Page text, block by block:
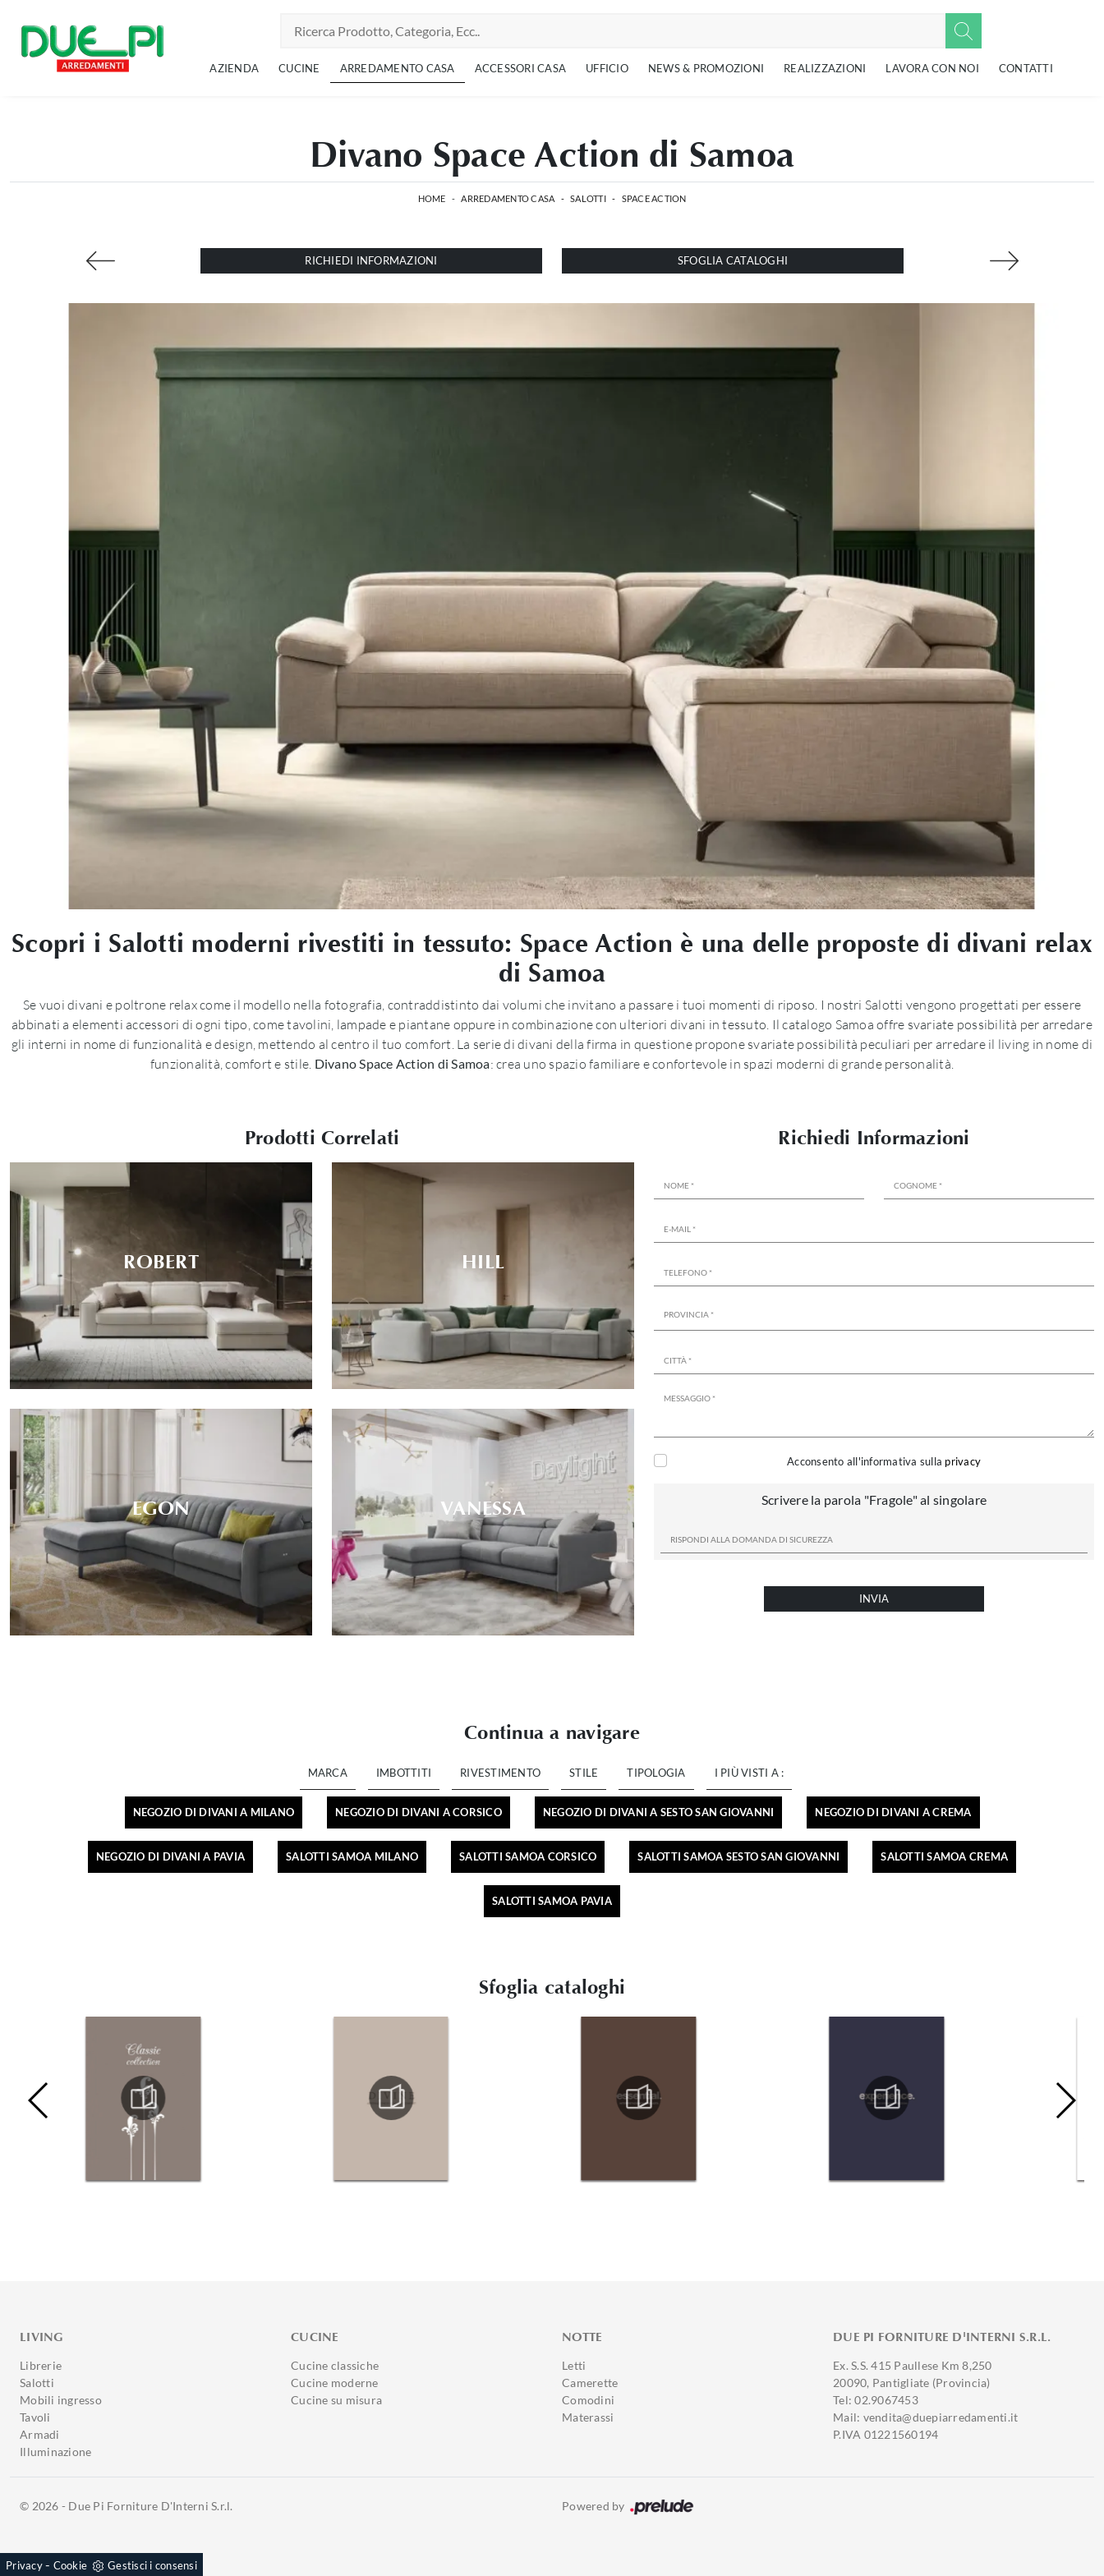
AZIENDA CUCINE ARREDAMENTO CASA ACCESSORI CASA UFFICIO NEWS & PROMOZIONI REALIZZAZIONI LAVORA CON NOI CONTATTI
Divano Space Action di Samoa
HOME - ARREDAMENTO CASA - SALOTTI - SPACE ACTION
RICHIEDI INFORMAZIONI SFOGLIA CATALOGHI
Scopri i Salotti moderni rivestiti in tessuto: Space Action è una delle proposte di divani relax
di Samoa
Se vuoi divani e poltrone relax come il modello nella fotografia, contraddistinto dai volumi che invitano a passare i tuoi momenti di riposo. I nostri Salotti vengono progettati per essere
abbinati a elementi accessori di ogni tipo, come tavolini, lampade e piantane oppure in combinazione con ulteriori divani in tessuto. Il catalogo Samoa offre svariate possibilità per arredare
gli interni in nome di funzionalità e design, mettendo al centro il tuo comfort. La serie di divani della firma in questione propone svariate possibilità peculiari per arredare il living in nome di
funzionalità, comfort e stile. Divano Space Action di Samoa: crea uno spazio familiare e confortevole in spazi moderni di grande personalità.
Prodotti Correlati
ROBERT HILL
EGON VANESSA
Richiedi Informazioni
Acconsento all'informativa sulla privacy
Scrivere la parola "Fragole" al singolare
INVIA
Continua a navigare
MARCA IMBOTTITI RIVESTIMENTO STILE TIPOLOGIA I PIÙ VISTI A :
NEGOZIO DI DIVANI A MILANO NEGOZIO DI DIVANI A CORSICO NEGOZIO DI DIVANI A SESTO SAN GIOVANNI NEGOZIO DI DIVANI A CREMA
NEGOZIO DI DIVANI A PAVIA SALOTTI SAMOA MILANO SALOTTI SAMOA CORSICO SALOTTI SAMOA SESTO SAN GIOVANNI SALOTTI SAMOA CREMA
SALOTTI SAMOA PAVIA
Sfoglia cataloghi
LIVING
Librerie
Salotti
Mobili ingresso
Tavoli
Armadi
Illuminazione
CUCINE
Cucine classiche
Cucine moderne
Cucine su misura
NOTTE
Letti
Camerette
Comodini
Materassi
DUE PI FORNITURE D'INTERNI S.R.L.
Ex. S.S. 415 Paullese Km 8,250
20090, Pantigliate (Provincia)
Tel: 02.9067453
Mail: vendita@duepiarredamenti.it
P.IVA 01221560194
© 2026 - Due Pi Forniture D'Interni S.r.l. Powered by
Privacy- Cookie Gestisci i consensi